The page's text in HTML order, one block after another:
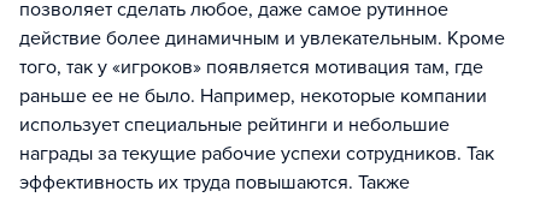
позволяет сделать любое, даже самое рутинное
действие более динамичным и увлекательным. Кроме
того, так у «игроков» появляется мотивация там, где
раньше ее не было. Например, некоторые компании
использует специальные рейтинги и небольшие
награды за текущие рабочие успехи сотрудников. Так
эффективность их труда повышаются. Также